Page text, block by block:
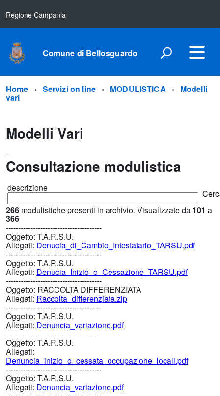
Regione Campania
Comune di Bellosguardo
Home Servizi on line MODULISTICA Modelli
vari
Modelli Vari
-
Consultazione modulistica
descrizione
266 modulistiche presenti in archivio. Visualizzate da 101 a
366
---------------------------------------
Oggetto: T.A.R.S.U.
Allegati: Denucia_di_Cambio_Intestatario_TARSU.pdf
---------------------------------------
Oggetto: T.A.R.S.U.
Allegati: Denucia_Inizio_o_Cessazione_TARSU.pdf
---------------------------------------
Oggetto: RACCOLTA DIFFERENZIATA
Allegati: Raccolta_differenziata.zip
---------------------------------------
Oggetto: T.A.R.S.U.
Allegati: Denuncia_variazione.pdf
---------------------------------------
Oggetto: T.A.R.S.U.
Allegati:
Denuncia_inizio_o_cessata_occupazione_locali.pdf
---------------------------------------
Oggetto: T.A.R.S.U.
Allegati: Denuncia_variazione.pdf